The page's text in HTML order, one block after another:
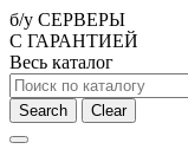
б/у СЕРВЕРЫ
С ГАРАНТИЕЙ
Весь каталог
Search Clear